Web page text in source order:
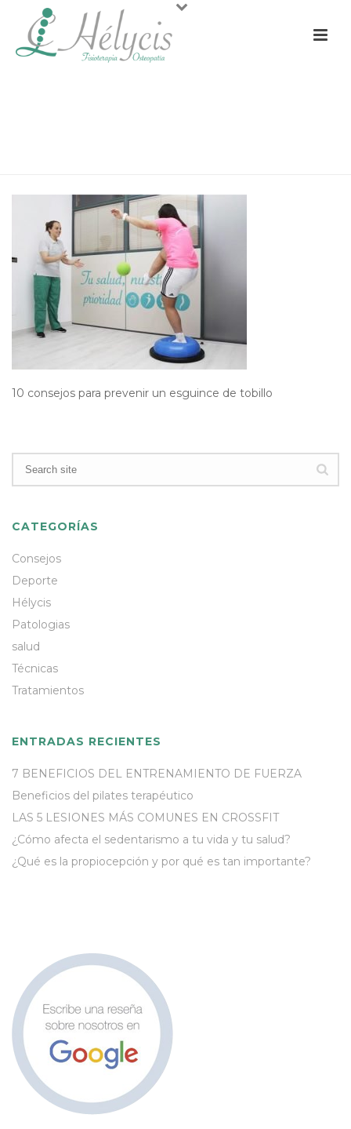
10 consejos para prevenir un esguince de tobillo
CATEGORÍAS
Consejos
Deporte
Hélycis
Patologias
salud
Técnicas
Tratamientos
ENTRADAS RECIENTES
7 BENEFICIOS DEL ENTRENAMIENTO DE FUERZA
Beneficios del pilates terapéutico
LAS 5 LESIONES MÁS COMUNES EN CROSSFIT
¿Cómo afecta el sedentarismo a tu vida y tu salud?
¿Qué es la propiocepción y por qué es tan importante?